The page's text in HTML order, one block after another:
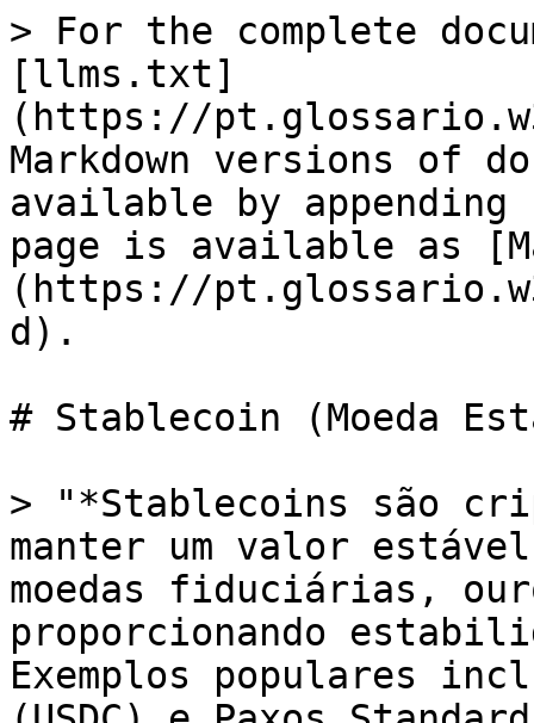
> For the complete
[llms.txt]
(https://
Markdown versions of
available by
page is available as
(https://
d).
# Stablecoin (Moeda
> "*Stablecoins são
manter um valor
moedas fiduciárias,
proporcionando
Exemplos populares